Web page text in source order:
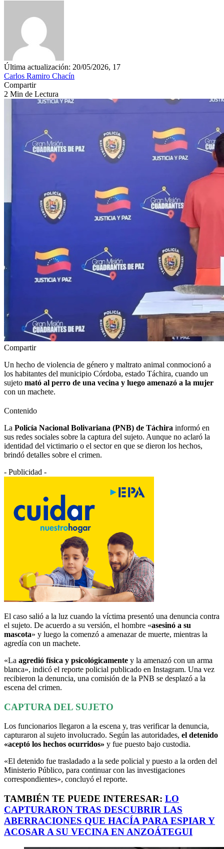
Última actualización: 20/05/2026, 17
Carlos Ramiro Chacín
Compartir
2 Min de Lectura
Compartir
Un hecho de violencia de género y maltrato animal conmocionó a
los habitantes del municipio Córdoba, estado Táchira, cuando un
sujeto mató al perro de una vecina y luego amenazó a la mujer
con un machete.
Contenido
La Policía Nacional Bolivariana (PNB) de Táchira informó en
sus redes sociales sobre la captura del sujeto. Aunque no aclaró la
identidad del victimario o el sector en que se dieron los hechos,
brindó detalles sobre el crimen.
- Publicidad -
El caso salió a la luz cuando la víctima presentó una denuncia contra
el sujeto. De acuerdo a su versión, el hombre «asesinó a su
mascota» y luego la comenzó a amenazar de muerte, mientras la
agredía con un machete.
«La agredió física y psicológicamente y la amenazó con un arma
blanca», indicó el reporte policial publicado en Instagram. Una vez
recibieron la denuncia, una comisión de la PNB se desplazó a la
escena del crimen.
CAPTURA DEL SUJETO
Los funcionarios llegaron a la escena y, tras verificar la denuncia,
capturaron al sujeto involucrado. Según las autoridades, el detenido
«aceptó los hechos ocurridos» y fue puesto bajo custodia.
«El detenido fue trasladado a la sede policial y puesto a la orden del
Ministerio Público, para continuar con las investigaciones
correspondientes», concluyó el reporte.
TAMBIÉN TE PUEDE INTERESAR: LO
CAPTURARON TRAS DESCUBRIR LAS
ABERRACIONES QUE HACÍA PARA ESPIAR Y
ACOSAR A SU VECINA EN ANZOÁTEGUI